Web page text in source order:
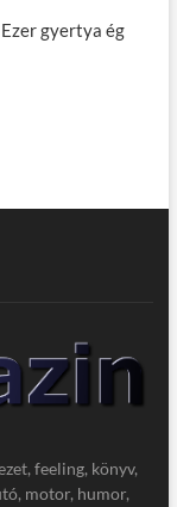
Ezer gyertya ég
feeling, könyv,
motor, humor,